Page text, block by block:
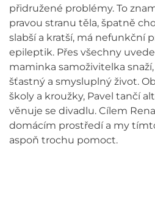
přidružené problémy. To
pravou stranu těla, špatně
slabší a kratší, má nefunkční
epileptik. Přes všechny
maminka samoživitelka
šťastný a smysluplný život.
školy a kroužky, Pavel tančí
věnuje se divadlu. Cílem
domácím prostředí a my
aspoň trochu pomoct.